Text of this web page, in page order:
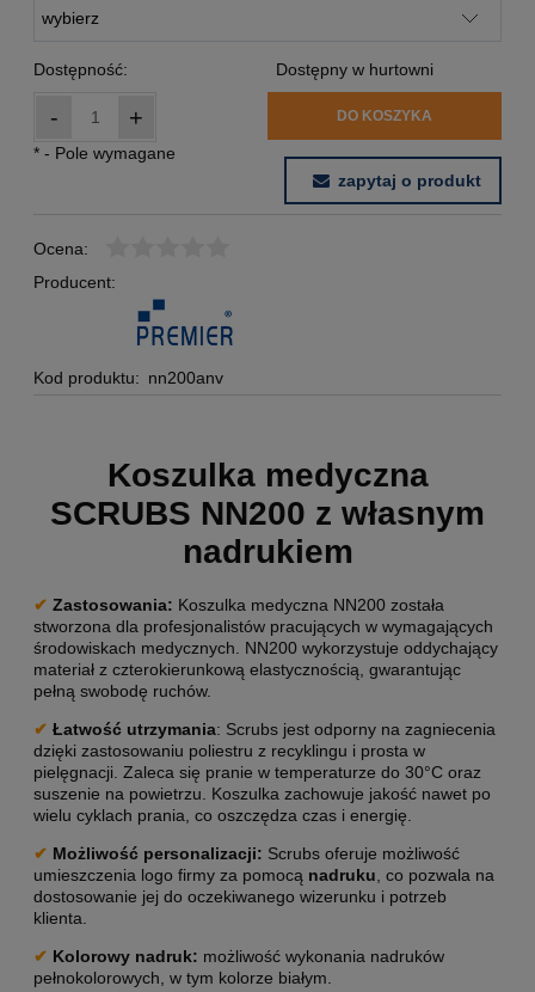
Dostępność: Dostępny w hurtowni
- + DO KOSZYKA
* - Pole wymagane
zapytaj o produkt
Ocena:
Producent:
Kod produktu: nn200anv
Koszulka medyczna
SCRUBS NN200 z własnym
nadrukiem
✔ Zastosowania: Koszulka medyczna NN200 została
stworzona dla profesjonalistów pracujących w wymagających
środowiskach medycznych. NN200 wykorzystuje oddychający
materiał z czterokierunkową elastycznością, gwarantując
pełną swobodę ruchów.
✔ Łatwość utrzymania: Scrubs jest odporny na zagniecenia
dzięki zastosowaniu poliestru z recyklingu i prosta w
pielęgnacji. Zaleca się pranie w temperaturze do 30°C oraz
suszenie na powietrzu. Koszulka zachowuje jakość nawet po
wielu cyklach prania, co oszczędza czas i energię.
✔ Możliwość personalizacji: Scrubs oferuje możliwość
umieszczenia logo firmy za pomocą nadruku , co pozwala na
dostosowanie jej do oczekiwanego wizerunku i potrzeb
klienta.
✔ Kolorowy nadruk: możliwość wykonania nadruków
pełnokolorowych, w tym kolorze białym.